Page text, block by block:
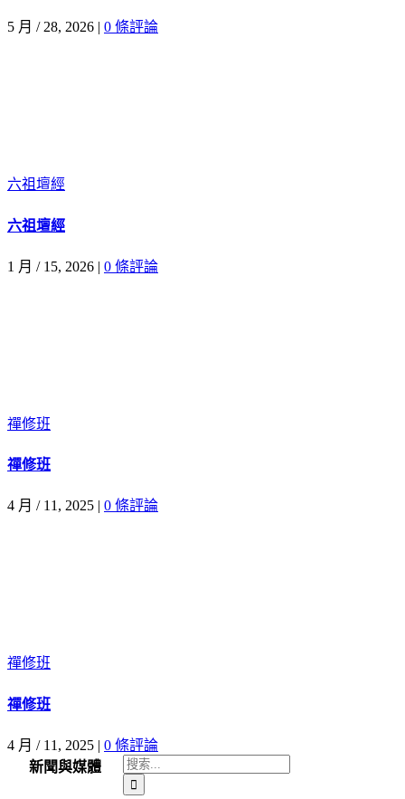
5 月 / 28, 2026 | 0 條評論
六祖壇經
六祖壇經
1 月 / 15, 2026 | 0 條評論
禪修班
禪修班
4 月 / 11, 2025 0 條評論
禪修班
禪修班
4 月 / 11, 2025 | 0 條評論
搜
索
新聞與媒體